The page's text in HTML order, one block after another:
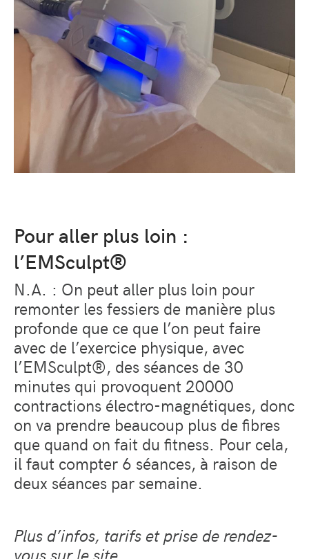
Pour aller plus loin :
l’EMSculpt®
N.A. : On peut aller plus loin pour
remonter les fessiers de manière plus
profonde que ce que l’on peut faire
avec de l’exercice physique, avec
l’EMSculpt®, des séances de 30
minutes qui provoquent 20000
contractions électro-magnétiques, donc
on va prendre beaucoup plus de fibres
que quand on fait du fitness. Pour cela,
il faut compter 6 séances, à raison de
deux séances par semaine.
Plus d’infos, tarifs et prise de rendez-
vous sur le site